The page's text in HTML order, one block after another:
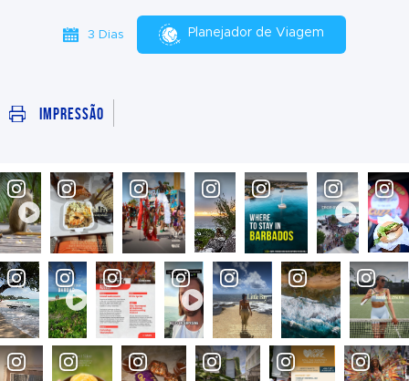
3 Dias Planejador de Viagem
Impressão